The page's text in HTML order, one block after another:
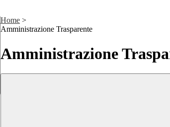
Home >
Amministrazione Trasparente
Amministrazione